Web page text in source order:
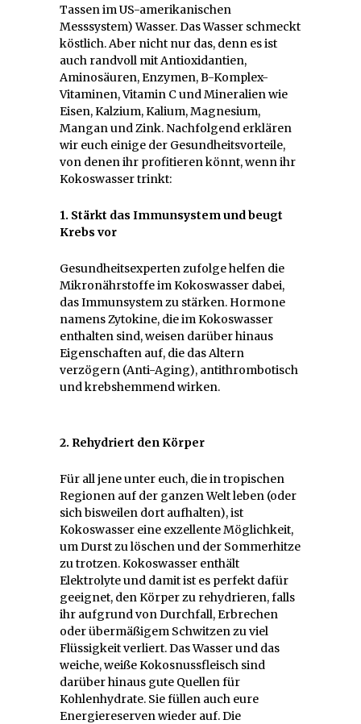
Tassen im US-amerikanischen
Messsystem) Wasser. Das Wasser schmeckt
köstlich. Aber nicht nur das, denn es ist
auch randvoll mit Antioxidantien,
Aminosäuren, Enzymen, B-Komplex-
Vitaminen, Vitamin C und Mineralien wie
Eisen, Kalzium, Kalium, Magnesium,
Mangan und Zink. Nachfolgend erklären
wir euch einige der Gesundheitsvorteile,
von denen ihr profitieren könnt, wenn ihr
Kokoswasser trinkt:
1. Stärkt das Immunsystem und beugt
Krebs vor
Gesundheitsexperten zufolge helfen die
Mikronährstoffe im Kokoswasser dabei,
das Immunsystem zu stärken. Hormone
namens Zytokine, die im Kokoswasser
enthalten sind, weisen darüber hinaus
Eigenschaften auf, die das Altern
verzögern (Anti-Aging), antithrombotisch
und krebshemmend wirken.
2. Rehydriert den Körper
Für all jene unter euch, die in tropischen
Regionen auf der ganzen Welt leben (oder
sich bisweilen dort aufhalten), ist
Kokoswasser eine exzellente Möglichkeit,
um Durst zu löschen und der Sommerhitze
zu trotzen. Kokoswasser enthält
Elektrolyte und damit ist es perfekt dafür
geeignet, den Körper zu rehydrieren, falls
ihr aufgrund von Durchfall, Erbrechen
oder übermäßigem Schwitzen zu viel
Flüssigkeit verliert. Das Wasser und das
weiche, weiße Kokosnussfleisch sind
darüber hinaus gute Quellen für
Kohlenhydrate. Sie füllen auch eure
Energiereserven wieder auf. Die